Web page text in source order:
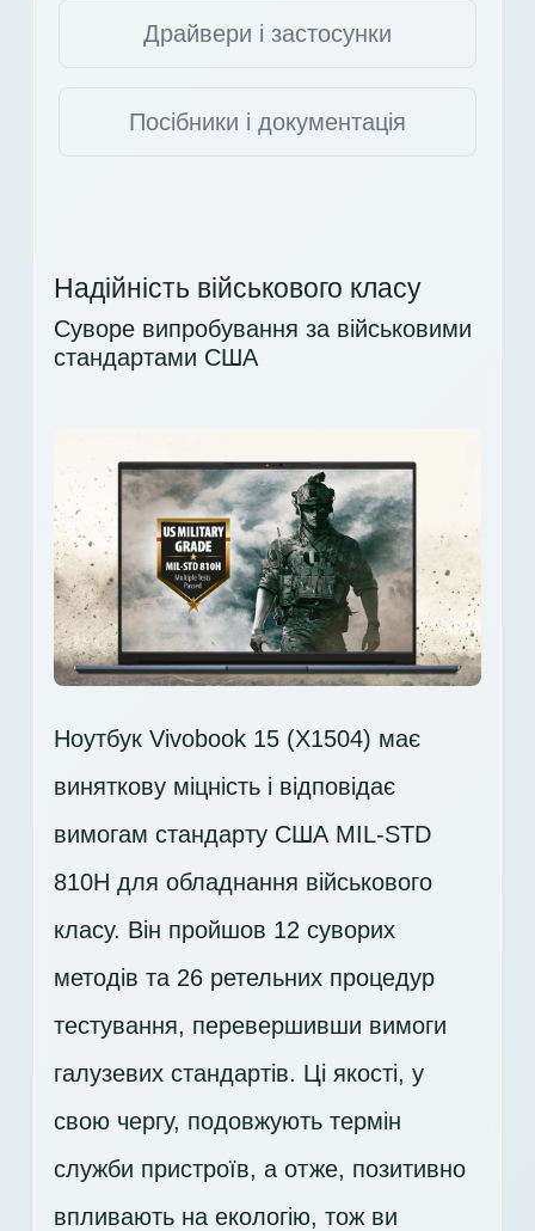
Драйвери і застосунки
Посібники і документація
Надійність військового класу
Суворе випробування за військовими
стандартами США
Ноутбук Vivobook 15 (X1504) має
виняткову міцність і відповідає
вимогам стандарту США MIL-STD
810H для обладнання військового
класу. Він пройшов 12 суворих
методів та 26 ретельних процедур
тестування, перевершивши вимоги
галузевих стандартів. Ці якості, у
свою чергу, подовжують термін
служби пристроїв, а отже, позитивно
впливають на екологію, тож ви